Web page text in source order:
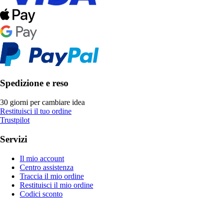
Spedizione e reso
30 giorni per cambiare idea
Restituisci il tuo ordine
Trustpilot
Servizi
Il mio account
Centro assistenza
Traccia il mio ordine
Restituisci il mio ordine
Codici sconto